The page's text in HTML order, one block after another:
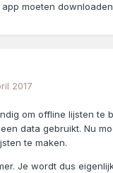
moeten
2017
om offline lijsten te
data gebruikt. Nu
te maken.
Je wordt dus